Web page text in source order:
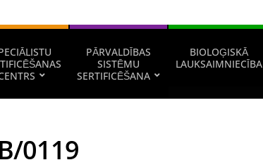
PĀRVALDĪBAS
SISTĒMU
SERTIFICĒŠANA
BIOLOĢISKĀ
LAUKSAIMNIECĪBA
0119